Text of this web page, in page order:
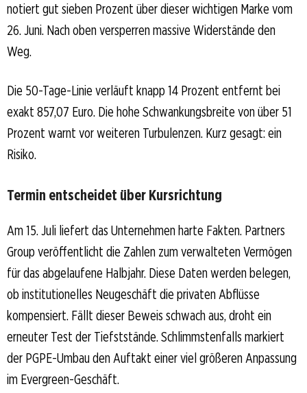
notiert gut sieben Prozent über dieser wichtigen Marke vom
26. Juni. Nach oben versperren massive Widerstände den
Weg.
Die 50-Tage-Linie verläuft knapp 14 Prozent entfernt bei
exakt 857,07 Euro. Die hohe Schwankungsbreite von über 51
Prozent warnt vor weiteren Turbulenzen. Kurz gesagt: ein
Risiko.
Termin entscheidet über Kursrichtung
Am 15. Juli liefert das Unternehmen harte Fakten. Partners
Group veröffentlicht die Zahlen zum verwalteten Vermögen
für das abgelaufene Halbjahr. Diese Daten werden belegen,
ob institutionelles Neugeschäft die privaten Abflüsse
kompensiert. Fällt dieser Beweis schwach aus, droht ein
erneuter Test der Tiefststände. Schlimmstenfalls markiert
der PGPE-Umbau den Auftakt einer viel größeren Anpassung
im Evergreen-Geschäft.